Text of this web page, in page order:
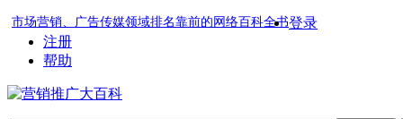
市场营销、广告传媒领域排名靠前的网络百科全书登录
注册
帮助